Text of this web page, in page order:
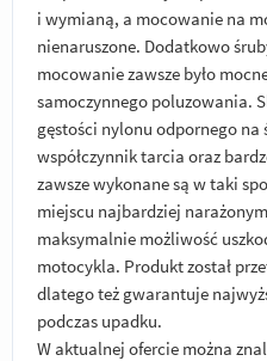
i wymianą, a mocowanie na
nienaruszone. Dodatkowo
mocowanie zawsze było
samoczynnego poluzowania.
gęstości nylonu odpornego
współczynnik tarcia oraz
zawsze wykonane są w taki
miejscu najbardziej
maksymalnie możliwość
motocykla. Produkt został
dlatego też gwarantuje
podczas upadku.
W aktualnej ofercie można